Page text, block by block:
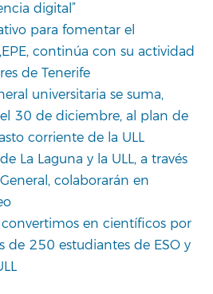
digital”
para fomentar el
continúa con su actividad
de Tenerife
universitaria se suma,
30 de diciembre, al plan de
corriente de la ULL
La Laguna y la ULL, a través
colaborarán en
convertimos en científicos por
de 250 estudiantes de ESO y